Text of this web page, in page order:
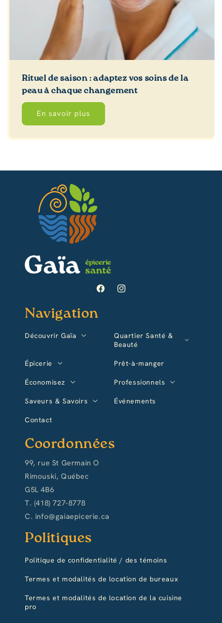
Rituel de saison : adaptez vos soins de la
peau à chaque changement
En savoir plus
FacebookInstagram
Navigation
Découvrir Gaïa
Quartier Santé &
Beauté
Épicerie Prêt-à-manger
Économisez Professionnels
Saveurs & Savoirs Événements
Contact
Coordonnées
99, rue St Germain O
Rimouski, Québec
G5L 4B6
T. (418) 727-8778
C. info@gaiaepicerie.ca
Politiques
Politique de confidentialité / des témoins
Termes et modalités de location de bureaux
Termes et modalités de location de la cuisine
pro